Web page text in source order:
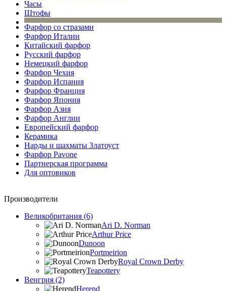
Часы
Штофы
Фарфор со стразами
Фарфор Италии
Китайский фарфор
Русский фарфор
Немецкий фарфор
Фарфор Чехия
Фарфор Испания
Фарфор Франция
Фарфор Япония
Фарфор Азия
Фарфор Англии
Европейский фарфор
Керамика
Нарды и шахматы Златоуст
Фарфор Pavone
Партнерская программа
Для оптовиков
Производители
Великобритания (6)
Ari D. Norman
Arthur Price
Dunoon
Portmeirion
Royal Crown Derby
Teapottery
Венгрия (2)
Herend